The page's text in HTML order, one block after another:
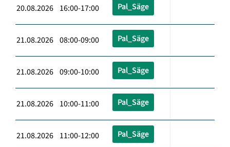
20.08.2026 16:00-17:00 Pal_Säge
21.08.2026 08:00-09:00 Pal_Säge
21.08.2026 09:00-10:00 Pal_Säge
21.08.2026 10:00-11:00 Pal_Säge
21.08.2026 11:00-12:00 Pal_Säge